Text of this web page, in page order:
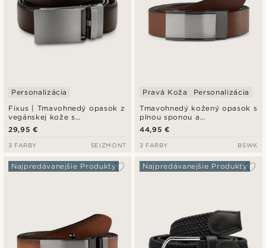
Fixus | Tmavohnedý opasok z
vegánskej kože s
automatickou prackou
Personalizácia
29,95 €
3 FARBY SEIZMONT
Tmavohnedý kožený opasok s
plnou sponou a
automatickým zapínaním
Pravá Koža Personalizácia
44,95 €
3 FARBY BSWK
Najpredávanejšie Produkty Najpredávanejšie Produkty